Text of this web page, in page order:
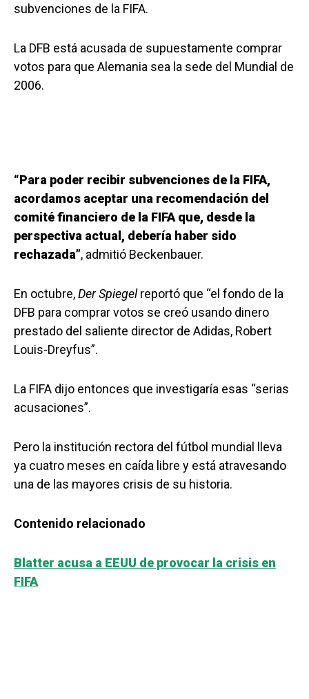
subvenciones de la FIFA.
La DFB está acusada de supuestamente comprar
votos para que Alemania sea la sede del Mundial de
2006.
“Para poder recibir subvenciones de la FIFA,
acordamos aceptar una recomendación del
comité financiero de la FIFA que, desde la
perspectiva actual, debería haber sido
rechazada”, admitió Beckenbauer.
En octubre,Der Spiegelreportó que “el fondo de la
DFB para comprar votos se creó usando dinero
prestado del saliente director de Adidas, Robert
Louis-Dreyfus”.
La FIFA dijo entonces que investigaría esas “serias
acusaciones”.
Pero la institución rectora del fútbol mundial lleva
ya cuatro meses en caída libre y está atravesando
una de las mayores crisis de su historia.
Contenido relacionado
Blatter acusa a EEUU de provocar la crisis en
FIFA